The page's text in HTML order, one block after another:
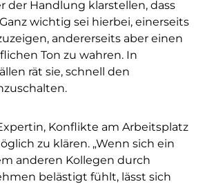
der Handlung klarstellen, dass
wichtig sei hierbei, einerseits
andererseits aber einen
Ton zu wahren. In
rät sie, schnell den
Konflikte am Arbeitsplatz
zu klären. „Wenn sich ein
anderen Kollegen durch
belästigt fühlt, lässt sich